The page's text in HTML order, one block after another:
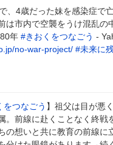
、4歳だった妹を感染症で
は市内で空襲をうけ混乱の
年 #きおくをつなごう -
no-war-project/ #未来に
をつなごう 】祖父は目が悪
。前線に赴くことなく終戦
の想いと共に教育の前線に